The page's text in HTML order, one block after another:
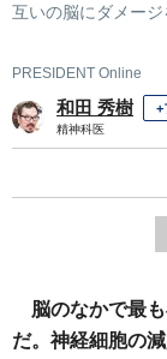
互いの脳にダメー
PRESIDENT Online
和田 秀樹 +
精神科医
脳のなかで最
だ。神経細胞の